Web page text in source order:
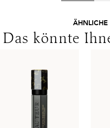
Das könnte